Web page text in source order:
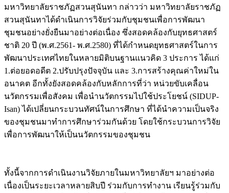
มหาวิทยาลัยราชภัฏสวนสุนันทา กล่าวว่า มหาวิทยาลัยราชภัฏ
สวนสุนันทาได้ดำเนินการวิจัยร่วมกับชุมชนเพื่อการพัฒนา
ชุมชนอย่างยั่งยืนมาอย่างต่อเนื่อง ซึ่งสอดคล้องกับยุทธศาสตร์
ชาติ 20 ปี (พ.ศ.2561- พ.ศ.2580) ที่ได้กำหนดยุทธศาสตร์ในการ
พัฒนาประเทศไทยในหลายมิติบนฐานแนวคิด 3 ประการ ได้แก่
1.ต่อยอดอดีต 2.ปรับปรุงปัจจุบัน และ 3.การสร้างคุณค่าใหม่ใน
อนาคต อีกทั้งยังสอดคล้องกับหลักการที่ว่า หน่วยขับเคลื่อน
นวัตกรรมเพื่อสังคม เพื่อนำนวัตกรรมไปใช้ประโยชน์ (SIDUP-
Isan) ได้เปลี่ยนกระบวนทัศน์ในการศึกษา ที่ได้นำความเป็นจริง
ของชุมชนมาทำการศึกษาร่วมกันด้วย โดยใช้กระบวนการวิจัย
เพื่อการพัฒนาให้เป็นนวัตกรรมของชุมชน
ทั้งนี้จากการดำเนินงานวิจัยภายในมหาวิทยาลัยฯ มาอย่างต่อ
เนื่องเป็นระยะเวลาหลายสิบปี ร่วมกับการทำงาน เรียนรู้ร่วมกับ